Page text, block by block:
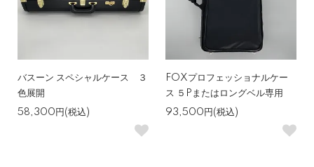
バスーン スペシャルケース ３
色展開
58,300円(税込)
FOXプロフェッショナルケー
ス ５Pまたはロングベル専用
93,500円(税込)